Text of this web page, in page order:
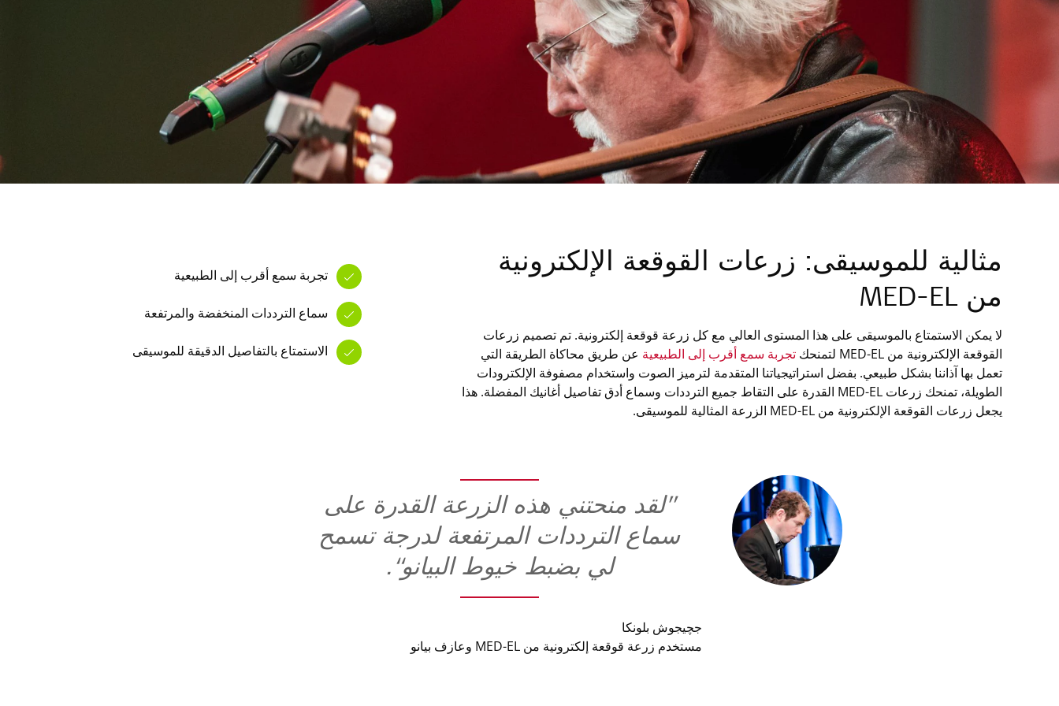
مثالية للموسيقى: زرعات القوقعة الإلكترونية
من MED-EL
لا يمكن الاستمتاع بالموسيقى على هذا المستوى العالي مع كل زرعة قوقعة إلكترونية. تم تصميم زرعات
القوقعة الإلكترونية من MED-EL لتمنحك
تجربة سمع أقرب إلى الطبيعية عن طريق محاكاة الطريقة التي
تعمل بها آذاننا بشكل طبيعي. بفضل استراتيجياتنا المتقدمة لترميز الصوت واستخدام مصفوفة الإلكترودات
الطويلة، تمنحك زرعات MED-EL القدرة على التقاط جميع الترددات وسماع أدق تفاصيل أغانيك المفضلة. هذا
يجعل زرعات القوقعة الإلكترونية من MED-EL الزرعة المثالية للموسيقى.
تجربة سمع أقرب إلى الطبيعية
سماع الترددات المنخفضة والمرتفعة
الاستمتاع بالتفاصيل الدقيقة للموسيقى
”لقد منحتني هذه الزرعة القدرة على
سماع الترددات المرتفعة لدرجة تسمح
لي بضبط خيوط البيانو“.
جچيجوش بلونكا
مستخدم زرعة قوقعة إلكترونية من MED-EL وعازف بيانو